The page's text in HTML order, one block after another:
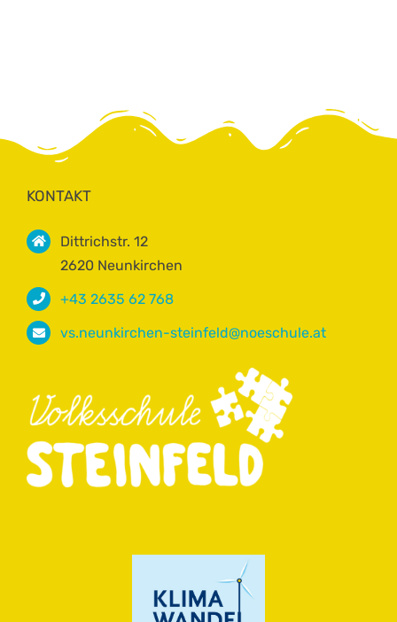
KONTAKT
Dittrichstr. 12
2620 Neunkirchen
+43 2635 62 768
vs.neunkirchen-steinfeld@noeschule.at